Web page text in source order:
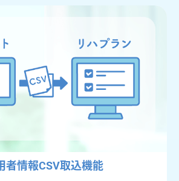
者情報CSV取込機能